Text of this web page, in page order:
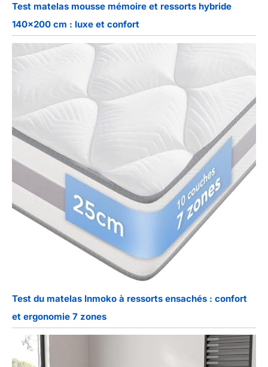
Test matelas mousse mémoire et ressorts hybride
140×200 cm : luxe et confort
Test du matelas Inmoko à ressorts ensachés : confort
et ergonomie 7 zones